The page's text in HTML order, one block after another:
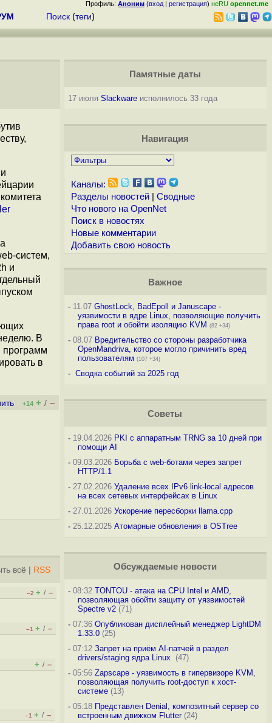
Профиль: Аноним (вход | регистрация) неRU opennet.me
Поиск (теги)
систем,
и
В
программ
в
+14 + / –
всё RSS
–2 + / –
–1 + / –
+ / –
–1 + / –
Памятные даты
17 июля Slackwareисполнилось 33 года
Навигация
Каналы:
Разделы новостей| Сводные
Что нового на OpenNet
Поиск в новостях
Новые комментарии
Добавить свою новость
Важное
-11.07 GhostLock, BadEpoll и Januscape -
уязвимости в ядре Linux, позволяющие получить
права root и обойти изоляцию KVM (82 +34)
-08.07 Вредительство со стороны разработчика
OpenMandriva, которое могло причинить вред
пользователям (107 +34)
- Сводка событий за 2025 год
Советы
-19.04.2026 PKI с аппаратным TRNG за 10 дней при
помощи AI
-09.03.2026 Борьба с web-ботами через запрет
HTTP/1.1
-27.02.2026 Удаление всех IPv6 link-local адресов
на всех сетевых интерфейсах в Linux
-27.01.2026 Ускорение пересборки llama.cpp
-25.12.2025 Атомарные обновления в OSTree
Обсуждаемые новости
-08:32 TONTOU - атака на CPU Intel и AMD,
позволяющая обойти защиту от уязвимостей
Spectre v2(71)
-07:36 Опубликован дисплейный менеджер LightDM
1.33.0(25)
-07:12 Запрет на приём AI-патчей в раздел
drivers/staging ядра Linux
(47)
-05:56 Zapscape - уязвимость в гипервизоре KVM,
позволяющая получить root-доступ к хост-
системе(13)
-05:18 Представлен Denial, композитный сервер со
встроенным движком Flutter(24)